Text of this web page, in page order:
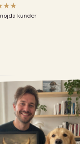
kunder